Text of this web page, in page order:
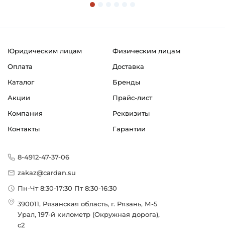
Юридическим лицам
Физическим лицам
Оплата
Доставка
Каталог
Бренды
Акции
Прайс-лист
Компания
Реквизиты
Контакты
Гарантии
8-4912-47-37-06
zakaz@cardan.su
Пн-Чт 8:30-17:30 Пт 8:30-16:30
390011, Рязанская область, г. Рязань, М-5
Урал, 197-й километр (Окружная дорога),
с2